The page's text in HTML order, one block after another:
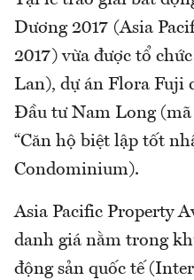
Dương 2017 (Asia
2017) vừa được tổ
Lan), dự án Flora Fuji
Đầu tư Nam Long
“Căn hộ biệt lập tốt
Condominium).
Asia Pacific Property
danh giá nằm trong
động sản quốc tế